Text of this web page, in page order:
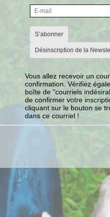
S’abonner
Désinscription de la
Vous allez recevoir un
confirmation. Vérifiez
boîte de "courriels
de confirmer votre
cliquant sur le bouton se
dans ce courriel !